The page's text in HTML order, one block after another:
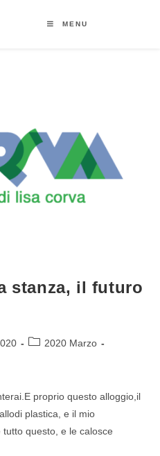
MENU
stanza, il futuro
2020 Marzo
proprio questo alloggio,il
plastica, e il mio
questo, e le calosce